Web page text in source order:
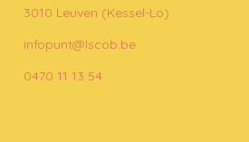
3010 Leuven (Kessel-Lo)
infopunt@lscob.be
0470 11 13 54